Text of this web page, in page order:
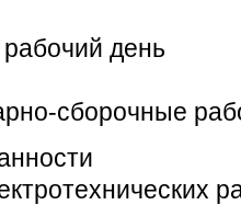
день
сборочные